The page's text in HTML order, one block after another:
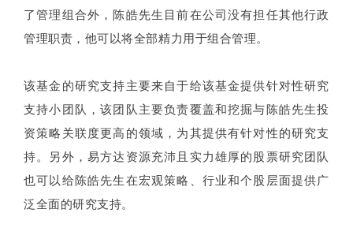
了管理组合外，陈皓先生目前在公司没有担任其他行政
管理职责，他可以将全部精力用于组合管理。
该基金的研究支持主要来自于给该基金提供针对性研究
支持小团队，该团队主要负责覆盖和挖掘与陈皓先生投
资策略关联度更高的领域，为其提供有针对性的研究支
持。另外，易方达资源充沛且实力雄厚的股票研究团队
也可以给陈皓先生在宏观策略、行业和个股层面提供广
泛全面的研究支持。